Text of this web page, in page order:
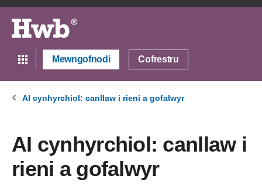
Mewngofnodi Cofrestru
AI cynhyrchiol: canllaw i rieni a gofalwyr
AI cynhyrchiol: canllaw i
rieni a gofalwyr